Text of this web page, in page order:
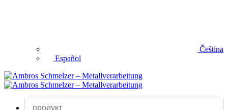
Čeština
Español